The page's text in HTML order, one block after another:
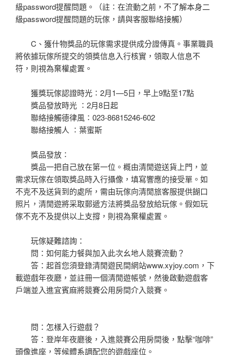
級password提醒問題。（註∶在流動之前，不了解本身二
級password提醒問題的玩傢，請與客服聯絡接觸）
C、獲什物獎品的玩傢需求提供成分證傳真。事業職員
將依據玩傢所提交的領獎信息入行核實，領取人信息不
符，則視為棄權處置。
獲獎玩傢認證時光∶2月1—5日，早上9點至17點
獎品發放時光 ∶2月8日起
聯絡接觸德律風∶023-86815246-602
聯絡接觸人 ∶葉蜜斯
獎品發放∶
獎品一把自己放在第一位。概由清閒遊送貨上門，並
需求玩傢在領取獎品時入行攝像，填寫響應的接受單。如
不克不及送貨到的處所，需由玩傢向清閒旅客服提供餬口
照片，清閒遊將采取郵遞方法將獎品發放給玩傢。假如玩
傢不克不及提供以上支撐，則視為棄權處置。
玩傢疑難諮詢：
問：如何能力餐與加入此次幺地人競賽流動？
答：起首您須登錄清閒遊民間網站www.xyjoy.com，下
載遊戲年夜廳，並註冊一個清閒遊帳號，然後啟動遊戲客
戶端並入進宜賓麻將競賽公用房間介入競賽。
問：怎樣入行遊戲？
答：登岸年夜廳後，入進競賽公用房間後，點擊“咖啡”
頭像進座，等候體系調配您的遊戲座位。